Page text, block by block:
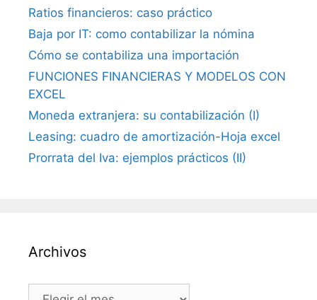
Ratios financieros: caso práctico
Baja por IT: como contabilizar la nómina
Cómo se contabiliza una importación
FUNCIONES FINANCIERAS Y MODELOS CON
EXCEL
Moneda extranjera: su contabilización (I)
Leasing: cuadro de amortización-Hoja excel
Prorrata del Iva: ejemplos prácticos (II)
Archivos
Archivos